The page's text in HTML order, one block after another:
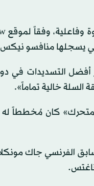
يسجلها منافسو
التسديدات في
السلة خالية تماماً».
كان مُخططاً